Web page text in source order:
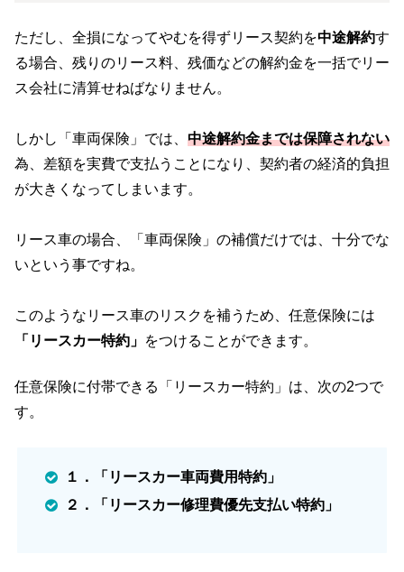
ただし、全損になってやむを得ずリース契約を中途解約す
る場合、残りのリース料、残価などの解約金を一括でリー
ス会社に清算せねばなりません。
しかし「車両保険」では、 中途解約金までは保障されない
為、差額を実費で支払うことになり、契約者の経済的負担
が大きくなってしまいます。
リース車の場合、「車両保険」の補償だけでは、十分でな
いという事ですね。
このようなリース車のリスクを補うため、任意保険には
「リースカー特約」 をつけることができます。
任意保険に付帯できる「リースカー特約」は、次の2つで
す。
１．「リースカー車両費用特約」
２．「リースカー修理費優先支払い特約」